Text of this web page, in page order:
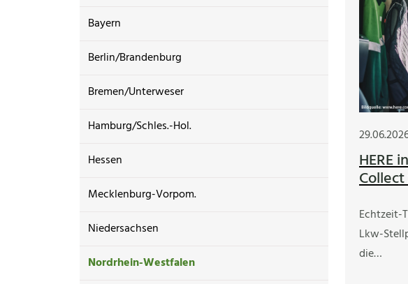
Bayern
Berlin/Brandenburg
Bremen/Unterweser
Hamburg/Schles.-Hol.
Hessen
Mecklenburg-Vorpom.
Niedersachsen
Nordrhein-Westfalen
HERE
Collect
Echtzeit-
Lkw-
die…